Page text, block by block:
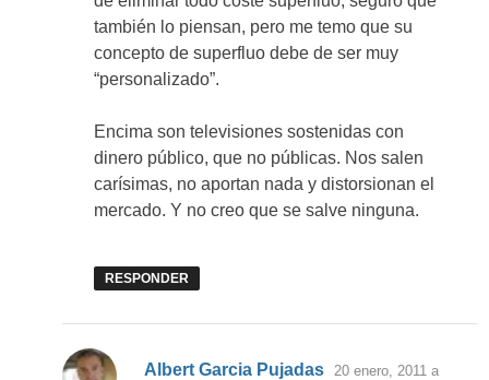
también lo piensan, pero me temo que su
concepto de superfluo debe de ser muy
“personalizado”.
Encima son televisiones sostenidas con
dinero público, que no públicas. Nos salen
carísimas, no aportan nada y distorsionan el
mercado. Y no creo que se salve ninguna.
RESPONDER
Albert Garcia Pujadas dice:
20 enero, 2011 a